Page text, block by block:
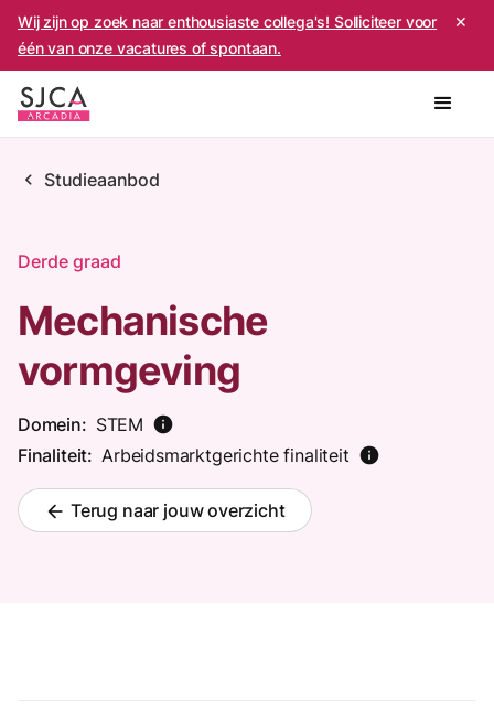
Wij zijn op zoek naar enthousiaste collega's! Solliciteer voor
één van onze vacatures of spontaan.
✕
chevron_left Studieaanbod
Derde graad
Mechanische
vormgeving
Domein: STEM info
Finaliteit: Arbeidsmarktgerichte finaliteit info
arrow_back Terug naar jouw overzicht